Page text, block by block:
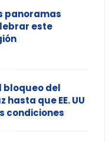
panoramas
este
bloqueo del
hasta que EE. UU
condiciones